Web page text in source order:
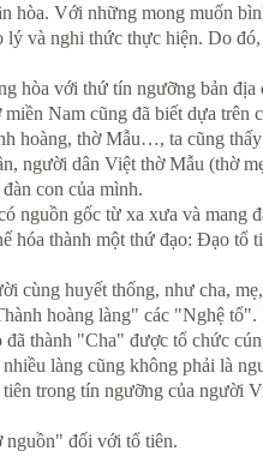
hòa. Với những mong muốn
và nghi thức thực hiện. Do
hòa với thứ tín ngưỡng bản
Nam cũng đã biết dựa trên
hoàng, thờ Mẫu…, ta cũng
người dân Việt thờ Mẫu (thờ
con của mình.
nguồn gốc từ xa xưa và
hóa thành một thứ đạo: Đạo tổ
cùng huyết thống, như cha,
hoàng làng" các "Nghệ
thành "Cha" được tổ chức
làng cũng không phải là
trong tín ngưỡng của
nguồn" đối với tổ tiên.